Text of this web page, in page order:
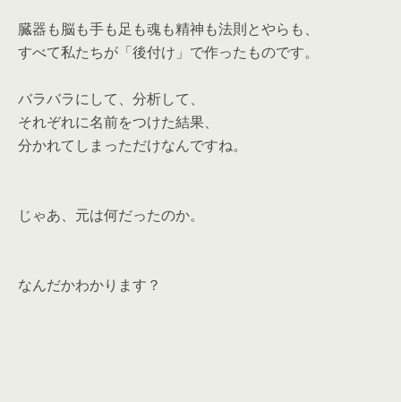
臓器も脳も手も足も魂も精神も法則とやらも、
すべて私たちが「後付け」で作ったものです。
バラバラにして、分析して、
それぞれに名前をつけた結果、
分かれてしまっただけなんですね。
じゃあ、元は何だったのか。
なんだかわかります？